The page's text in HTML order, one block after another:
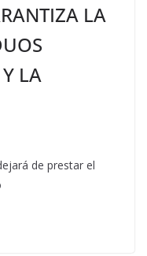
LA
LA
de prestar el